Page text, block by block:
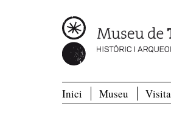
Inici Museu Visita